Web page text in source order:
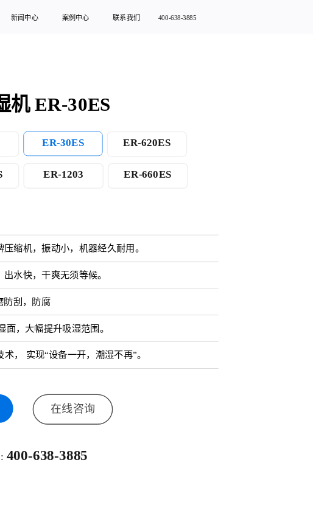
新闻中心 案例中心 联系我们 400-638-3885
机 ER-30ES
ER-30ES ER-620ES
ER-1203 ER-660ES
缩机，振动小，机器经久耐用。
水快，干爽无须等候。
防刮，防腐
面，大幅提升吸湿范围。
， 实现“设备一开，潮湿不再”。
在线咨询
400-638-3885